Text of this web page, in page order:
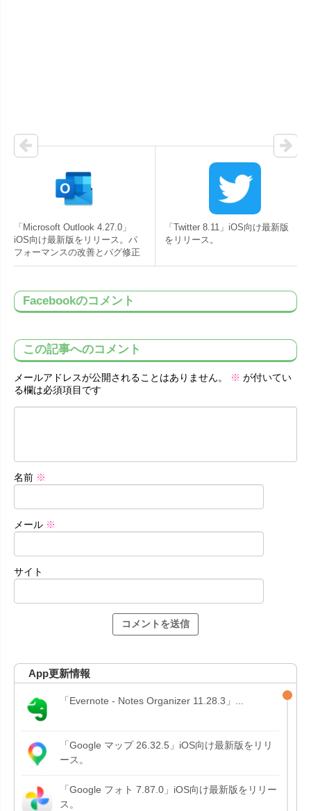
「Microsoft Outlook 4.27.0」
iOS向け最新版をリリース。パ
フォーマンスの改善とバグ修正
「Twitter 8.11」iOS向け最新版
をリリース。
Facebookのコメント
この記事へのコメント
メールアドレスが公開されることはありません。 ※ が付いてい
る欄は必須項目です
名前 ※
メール ※
サイト
App更新情報
「Evernote - Notes Organizer 11.28.3」...
「Google マップ 26.32.5」iOS向け最新版をリリ
ース。
「Google フォト 7.87.0」iOS向け最新版をリリー
ス。